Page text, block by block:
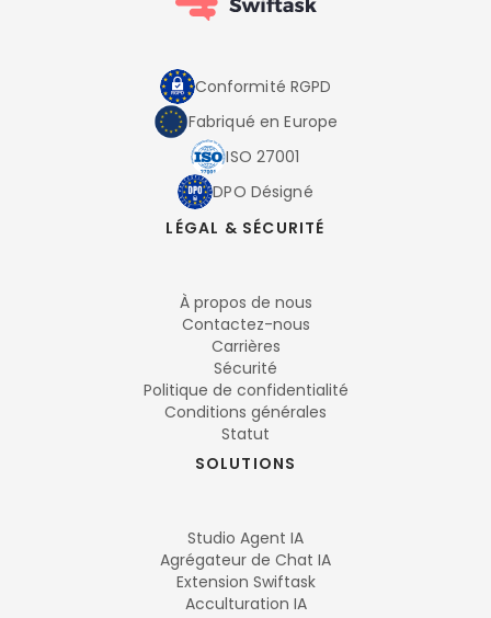
Conformité RGPD
Fabriqué en Europe
ISO 27001
DPO Désigné
LÉGAL & SÉCURITÉ
À propos de nous
Contactez-nous
Carrières
Sécurité
Politique de confidentialité
Conditions générales
Statut
SOLUTIONS
Studio Agent IA
Agrégateur de Chat IA
Extension Swiftask
Acculturation IA